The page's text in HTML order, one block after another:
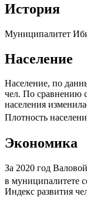
История
Муниципалитет
Население
Население, по
чел. По сравнению
населения
Плотность
Экономика
За 2020 год
в муниципалитете
Индекс развития